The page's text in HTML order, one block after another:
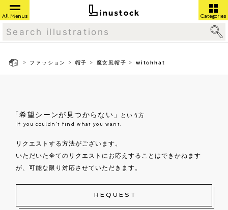
All Menus Categories
> ファッション > 帽子 > 魔女風帽子 > witchhat
「希望シーンが見つからない」 という方
If you couldn’t find what you want.
リクエストする方法がございます。
いただいた全てのリクエストにお応えすることはできかねます
が、可能な限り対応させていただきます。
REQUEST